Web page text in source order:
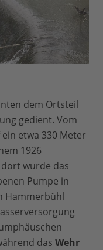
dem Ortsteil
gedient. Vom
etwa 330 Meter
1926
wurde das
Pumpe in
Hammerbühl
das Wehr